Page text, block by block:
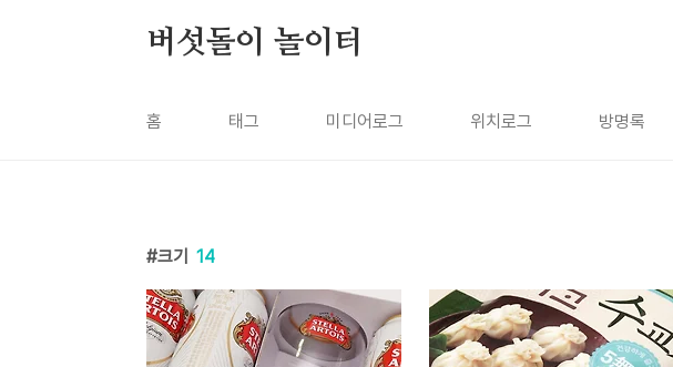
버섯돌이 놀이터
홈 태그 미디어로그 위치로그 방명록
크기 14